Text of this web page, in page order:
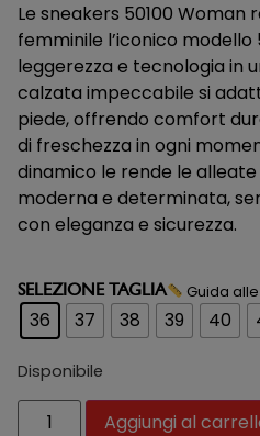
Le sneakers 50100
femminile l’iconico modello
leggerezza e tecnologia in
calzata impeccabile si
piede, offrendo comfort
di freschezza in ogni
dinamico le rende le
moderna e determinata,
con eleganza e sicurezza.
SELEZIONE TAGLIA Guida
36 37 38 39 40
Disponibile
Aggiungi al